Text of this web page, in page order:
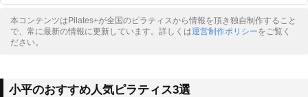
本コンテンツはPilates+が全国のピラティスから情報を頂き独自制作すること
で、常に最新の情報に更新しています。詳しくは運営制作ポリシーをご覧く
ださい。
小平のおすすめ人気ピラティス3選